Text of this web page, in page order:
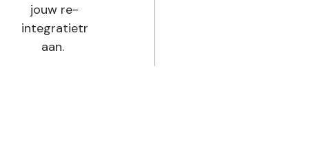
jouw re-
integratietraject
aan.